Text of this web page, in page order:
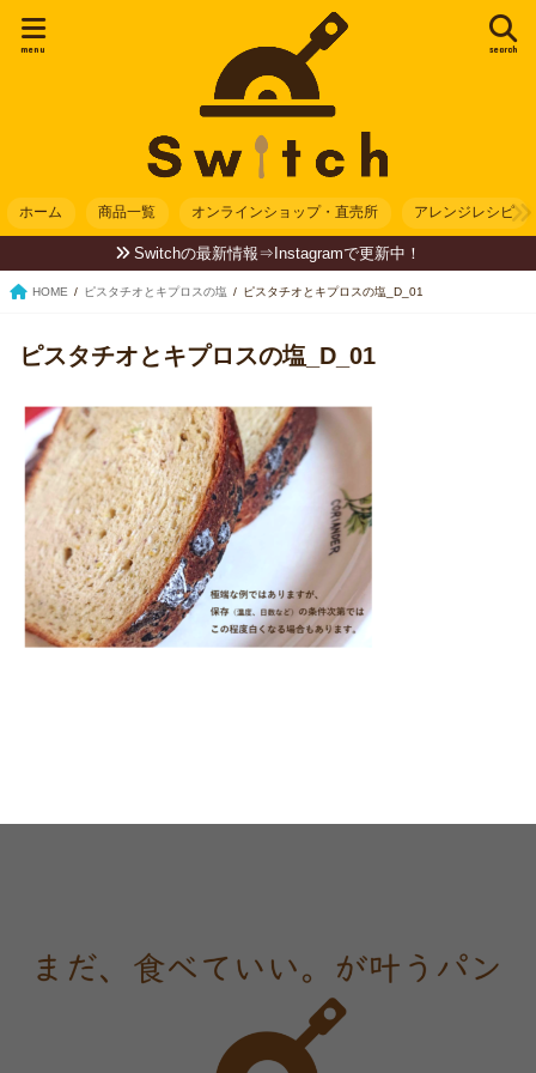
search
menu
ホーム 商品一覧 オンラインショップ・直売所 アレンジレシピ
Switchの最新情報⇒Instagramで更新中！
HOME ピスタチオとキプロスの塩 ピスタチオとキプロスの塩_D_01
ピスタチオとキプロスの塩_D_01